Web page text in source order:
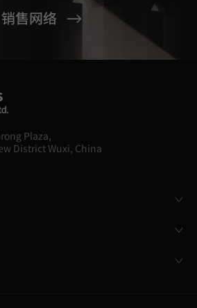
销售网络
Plaza,
District Wuxi, China